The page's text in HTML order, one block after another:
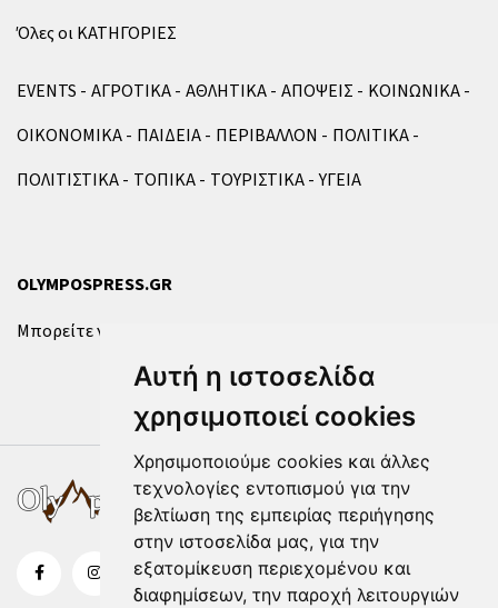
Αυτή η ιστοσελίδα
χρησιμοποιεί cookies
Χρησιμοποιούμε cookies και άλλες
τεχνολογίες εντοπισμού για την
βελτίωση της εμπειρίας περιήγησης
στην ιστοσελίδα μας, για την
εξατομίκευση περιεχομένου και
διαφημίσεων, την παροχή λειτουργιών
Όλες οι ΚΑΤΗΓΟΡΙΕΣ
EVENTS ΑΓΡΟΤΙΚΑ ΑΘΛΗΤΙΚΑ ΑΠΟΨΕΙΣ
ΚΟΙΝΩΝΙΚΑ
ΟΙΚΟΝΟΜΙΚΑ
ΠΑΙΔΕΙΑ ΠΕΡΙΒΑΛΛΟΝ
ΠΟΛΙΤΙΚΑ
ΠΟΛΙΤΙΣΤΙΚΑ
ΤΟΠΙΚΑ ΤΟΥΡΙΣΤΙΚΑ ΥΓΕΙΑ
OLYMPOSPRESS.GR
Μπορείτε να επικοινωνήσετε μαζί μας μέσω της